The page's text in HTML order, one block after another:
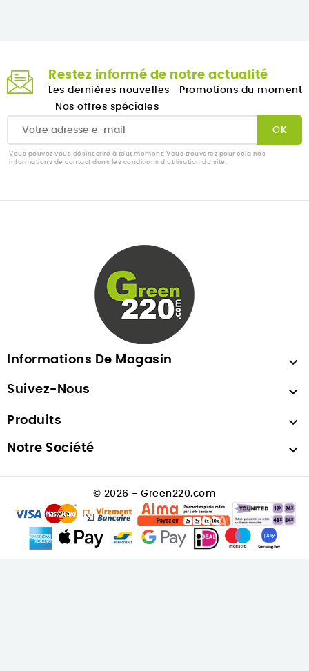
Restez informé de notre actualité
Les dernières nouvelles
Promotions du moment
Nos offres spéciales
Vous pouvez vous désinscrire à tout moment. Vous trouverez pour cela nos
informations de contact dans les conditions d'utilisation du site.
Informations De Magasin 
Suivez-Nous 
Produits 
Notre Société 
© 2026 - Green220.com